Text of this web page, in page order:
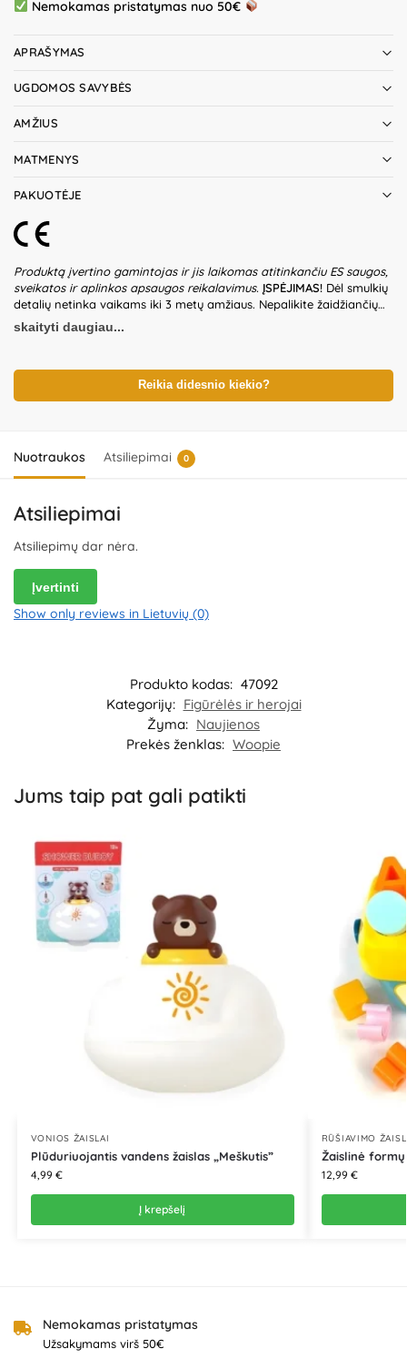
Nemokamas pristatymas nuo 50€
APRAŠYMAS
UGDOMOS SAVYBĖS
AMŽIUS
MATMENYS
PAKUOTĖJE
Produktą įvertino gamintojas ir jis laikomas atitinkančiu ES saugos,
sveikatos ir aplinkos apsaugos reikalavimus. ĮSPĖJIMAS! Dėl smulkių
detalių netinka vaikams iki 3 metų amžiaus. Nepalikite žaidžiančių
vaikų be suaugusiųjų priežiūros. Prieš naudodami žaislą patikrinkite
žaislo ir detalių būklę. Nenaudokite žaislo, jeigu kuri nors iš dalių yra
gaminį. Produkto dizainas ir spalvos gali nežymiai skirtis.
Išsaugokite pakuotės informaciją ateičiai. Kilmės šalis – Kinija.
Importuotojas:WOOPIE Kozicka Sp.K, ul. Poludniowa 29A, 05-540
skaityti daugiau...
Reikia didesnio kiekio?
Nuotraukos Atsiliepimai 0
Atsiliepimai
Atsiliepimų dar nėra.
Įvertinti
Show only reviews in Lietuvių (0)
Produkto kodas: 47092
Kategorijų: Figūrėlės ir herojai
Žyma: Naujienos
Prekės ženklas: Woopie
Jums taip pat gali patikti
VONIOS ŽAISLAI
Plūduriuojantis vandens žaislas „Meškutis”
4,99 €
Į krepšelį
RŪŠIAVIMO
Žaislinė
12,99 €
Nemokamas pristatymas
Užsakymams virš 50€